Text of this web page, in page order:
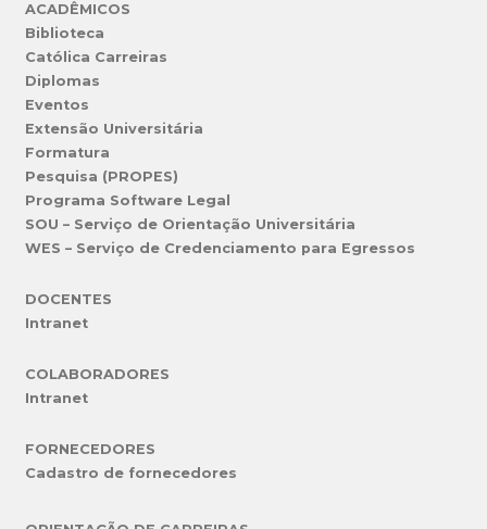
ACADÊMICOS
Biblioteca
Católica Carreiras
Diplomas
Eventos
Extensão Universitária
Formatura
Pesquisa (PROPES)
Programa Software Legal
SOU – Serviço de Orientação Universitária
WES – Serviço de Credenciamento para Egressos
DOCENTES
Intranet
COLABORADORES
Intranet
FORNECEDORES
Cadastro de fornecedores